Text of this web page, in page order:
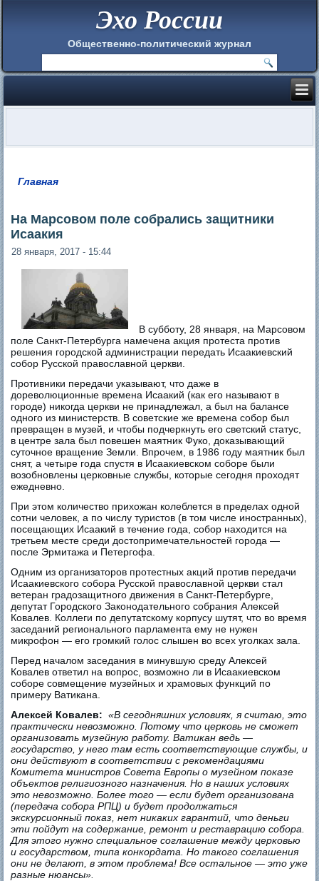
Эхо России
Общественно-политический журнал
Главная
На Марсовом поле собрались защитники
Исаакия
28 января, 2017 - 15:44
В субботу, 28 января, на Марсовом
поле Санкт-Петербурга намечена акция протеста против
решения городской администрации передать Исаакиевский
собор Русской православной церкви.
Противники передачи указывают, что даже в
дореволюционные времена Исаакий (как его называют в
городе) никогда церкви не принадлежал, а был на балансе
одного из министерств. В советские же времена собор был
превращен в музей, и чтобы подчеркнуть его светский статус,
в центре зала был повешен маятник Фуко, доказывающий
суточное вращение Земли. Впрочем, в 1986 году маятник был
снят, а четыре года спустя в Исаакиевском соборе были
возобновлены церковные службы, которые сегодня проходят
ежедневно.
При этом количество прихожан колеблется в пределах одной
сотни человек, а по числу туристов (в том числе иностранных),
посещающих Исаакий в течение года, собор находится на
третьем месте среди достопримечательностей города —
после Эрмитажа и Петергофа.
Одним из организаторов протестных акций против передачи
Исаакиевского собора Русской православной церкви стал
ветеран градозащитного движения в Санкт-Петербурге,
депутат Городского Законодательного собрания Алексей
Ковалев. Коллеги по депутатскому корпусу шутят, что во время
заседаний регионального парламента ему не нужен
микрофон — его громкий голос слышен во всех уголках зала.
Перед началом заседания в минувшую среду Алексей
Ковалев ответил на вопрос, возможно ли в Исаакиевском
соборе совмещение музейных и храмовых функций по
примеру Ватикана.
Алексей Ковалев: «В сегодняшних условиях, я считаю, это
практически невозможно. Потому что церковь не сможет
организовать музейную работу. Ватикан ведь —
государство, у него там есть соответствующие службы, и
они действуют в соответствии с рекомендациями
Комитета министров Совета Европы о музейном показе
объектов религиозного назначения. Но в наших условиях
это невозможно. Более того — если будет организована
(передача собора РПЦ) и будет продолжаться
экскурсионный показ, нет никаких гарантий, что деньги
эти пойдут на содержание, ремонт и реставрацию собора.
Для этого нужно специальное соглашение между церковью
и государством, типа конкордата. Но такого соглашения
они не делают, в этом проблема! Все остальное — это уже
разные нюансы».